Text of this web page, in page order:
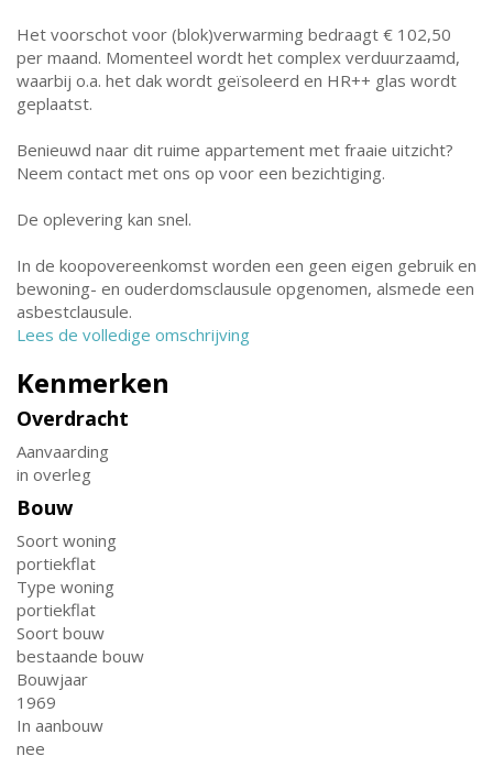
Het voorschot voor (blok)verwarming bedraagt € 102,50
per maand. Momenteel wordt het complex verduurzaamd,
waarbij o.a. het dak wordt geïsoleerd en HR++ glas wordt
geplaatst.
Benieuwd naar dit ruime appartement met fraaie uitzicht?
Neem contact met ons op voor een bezichtiging.
De oplevering kan snel.
In de koopovereenkomst worden een geen eigen gebruik en
bewoning- en ouderdomsclausule opgenomen, alsmede een
asbestclausule.
Lees de volledige omschrijving
Kenmerken
Overdracht
Aanvaarding
in overleg
Bouw
Soort woning
portiekflat
Type woning
portiekflat
Soort bouw
bestaande bouw
Bouwjaar
1969
In aanbouw
nee